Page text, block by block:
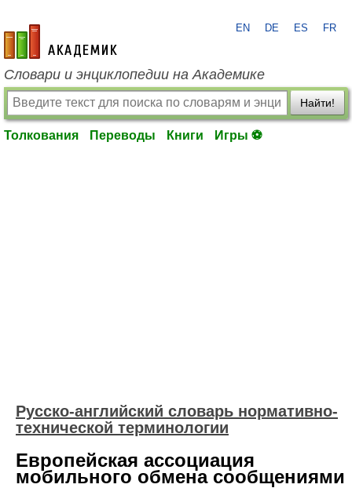
academic.ru
EN DE ES FR
Словари и энциклопедии на Академике
Найти!
Толкования Переводы Книги Игры ⚽
Русско-английский словарь нормативно-
технической терминологии
Европейская ассоциация
мобильного обмена сообщениями